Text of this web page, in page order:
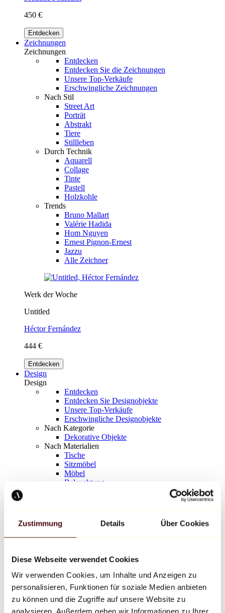
Zustimmung Details Über Cookies
Diese Webseite verwendet Cookies
Wir verwenden Cookies, um Inhalte und Anzeigen zu
personalisieren, Funktionen für soziale Medien anbieten
zu können und die Zugriffe auf unsere Website zu
analysieren. Außerdem geben wir Informationen zu Ihrer
450 €
Entdecken
Zeichnungen
Zeichnungen
Entdecken
Entdecken Sie die Zeichnungen
Unsere Top-Verkäufe
Erschwingliche Zeichnungen
Nach Stil
Street Art
Porträt
Abstrakt
Tiere
Stillleben
Durch Technik
Aquarell
Collage
Tinte
Pastell
Holzkohle
Trends
Bruno Mallart
Valérie Hadida
Hom Nguyen
Ernest Pignon-Ernest
Jazzu
Alle Zeichner
Werk der Woche
Untitled
Héctor Fernández
444 €
Entdecken
Design
Design
Entdecken
Entdecken Sie Designobjekte
Unsere Top-Verkäufe
Erschwingliche Designobjekte
Nach Kategorie
Dekorative Objekte
Nach Materialien
Tische
Sitzmöbel
Möbel
Beleuchtung
Richard Orlinski
Keith Haring
Jeff Koons
Jean-Michel Basquiat
Alle Designer
Werk der Woche